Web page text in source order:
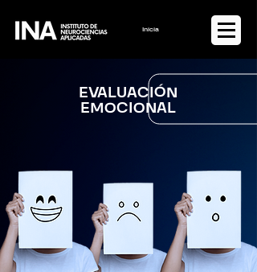
Iniciar sesión
EVALUACIÓN
EMOCIONAL